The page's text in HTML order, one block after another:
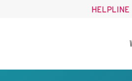
HELPLINE